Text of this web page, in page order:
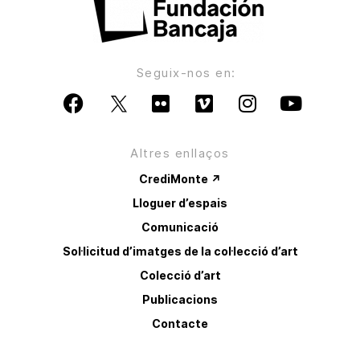
Seguix-nos en:
Altres enllaços
CrediMonte ↗
Lloguer d’espais
Comunicació
Sol·licitud d’imatges de la col·lecció d’art
Colecció d’art
Publicacions
Contacte